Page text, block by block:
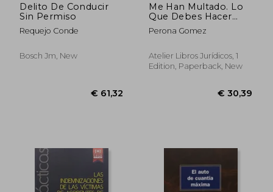
Delito De Conducir
Sin Permiso
Requejo Conde
Bosch Jm, New
Me Han Multado. Lo
Que Debes Hacer
Sobre Las Sanciones
De Trafico Y Como
Perona Gomez
Atelier Libros Jurídicos, 1
Edition, Paperback, New